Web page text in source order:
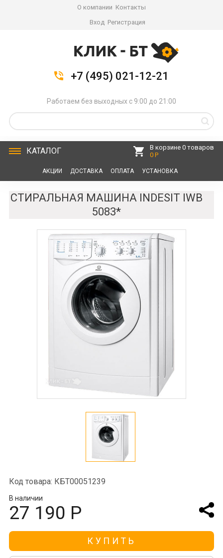
О компании Контакты
Вход Регистрация
+7 (495) 021-12-21
Работаем без выходных с 9:00 до 21:00
КАТАЛОГ
В корзине 0 товаров
0 Р
АКЦИИ ДОСТАВКА ОПЛАТА УСТАНОВКА
СТИРАЛЬНАЯ МАШИНА INDESIT IWB
5083*
Код товара: КБТ00051239
В наличии
27 190 Р
КУПИТЬ